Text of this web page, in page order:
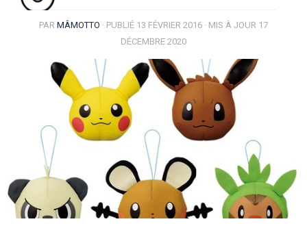
PAR MÂMOTTO · PUBLIÉ 13 FÉVRIER 2016 · MIS À JOUR 17
DÉCEMBRE 2020